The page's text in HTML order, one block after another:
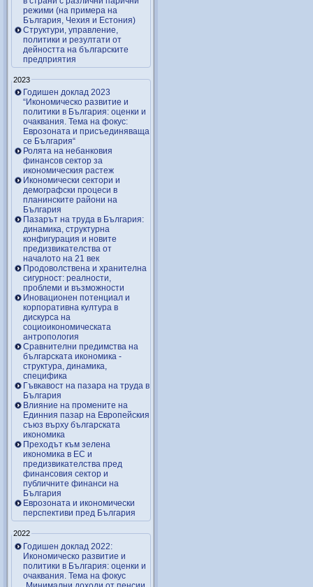
режими (на примера на
България, Чехия и Естония)
Структури, управление,
политики и резултати от
дейността на българските
предприятия
2023
Годишен доклад 2023
“Икономическо развитие и
политики в България: оценки и
очаквания. Тема на фокус:
Еврозоната и присъединяваща
се България“
Ролята на небанковия
финансов сектор за
икономическия растеж
Икономически сектори и
демографски процеси в
планинските райони на
България
Пазарът на труда в България:
динамика, структурна
конфигурация и новите
предизвикателства от
началото на 21 век
Продоволствена и хранителна
сигурност: реалности,
проблеми и възможности
Иновационен потенциал и
корпоративна култура в
дискурса на
социоикономическата
антропология
Сравнителни предимства на
българската икономика -
структура, динамика,
специфика
Гъвкавост на пазара на труда в
България
Влияние на промените на
Единния пазар на Европейския
съюз върху българската
икономика
Преходът към зелена
икономика в ЕС и
предизвикателства пред
финансовия сектор и
публичните финанси на
България
Еврозоната и икономически
перспективи пред България
2022
Годишен доклад 2022:
Икономическо развитие и
политики в България: оценки и
очаквания. Тема на фокус